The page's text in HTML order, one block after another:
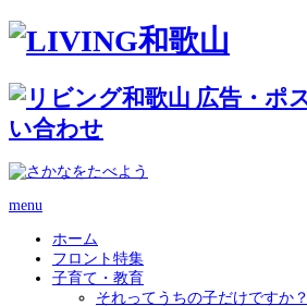
menu
ホーム
フロント特集
子育て・教育
それってうちの子だけですか？